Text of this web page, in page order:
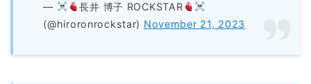
—
長井 博子 ROCKSTAR
(@hiroronrockstar) November 21, 2023